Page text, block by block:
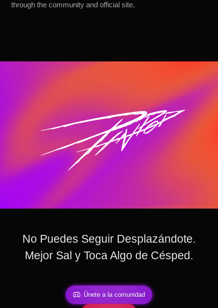
through the community and official site.
No Puedes Seguir Desplazándote.
Mejor Sal y Toca Algo de Césped.
Únete a la comunidad